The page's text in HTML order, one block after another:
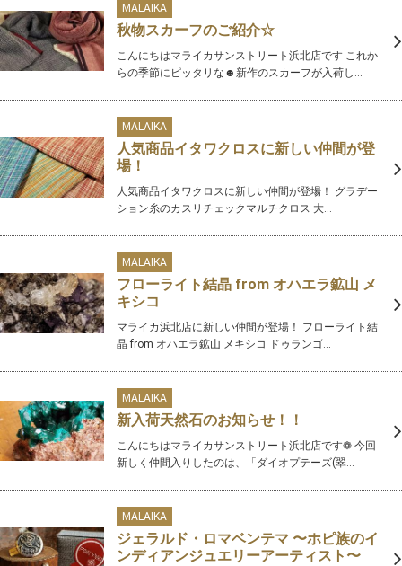
MALAIKA
秋物スカーフのご紹介☆
こんにちはマライカサンストリート浜北店です これか
らの季節にピッタリな☻新作のスカーフが入荷し...
MALAIKA
人気商品イタワクロスに新しい仲間が登
場！
人気商品イタワクロスに新しい仲間が登場！ グラデー
ション糸のカスリチェックマルチクロス 大...
MALAIKA
フローライト結晶 from オハエラ鉱山 メ
キシコ
マライカ浜北店に新しい仲間が登場！ フローライト結
晶 from オハエラ鉱山 メキシコ ドゥランゴ...
MALAIKA
新入荷天然石のお知らせ！！
こんにちはマライカサンストリート浜北店です❁ 今回
新しく仲間入りしたのは、「ダイオプテーズ(翠...
MALAIKA
ジェラルド・ロマベンテマ 〜ホピ族のイ
ンディアンジュエリーアーティスト〜